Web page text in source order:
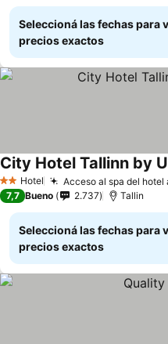
Seleccioná las fechas para
precios exactos
2 Estrellas
Hotel Acceso al spa del hotel
City Hotel Tallinn by
7,7 Bueno 2.737 Tallin
Seleccioná las fechas para
precios exactos